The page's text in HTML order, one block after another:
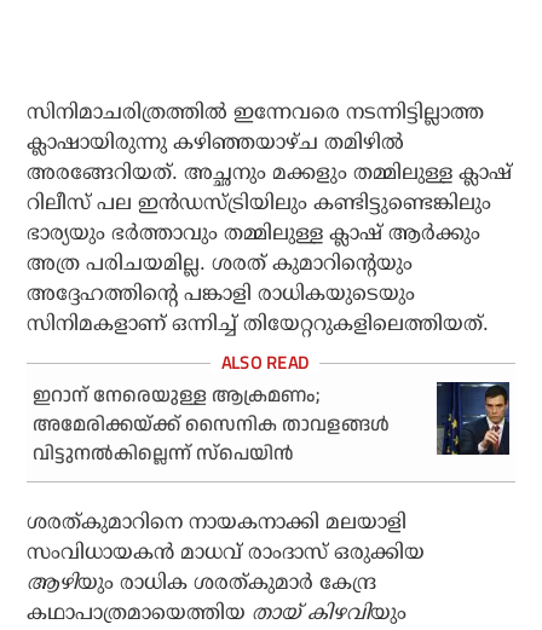
സിനിമാചരിത്രത്തില്‍ ഇന്നേവരെ നടന്നിട്ടില്ലാത്ത
ക്ലാഷായിരുന്നു കഴിഞ്ഞയാഴ്ച തമിഴില്‍
അരങ്ങേറിയത്. അച്ഛനും മക്കളും തമ്മിലുള്ള ക്ലാഷ്
റിലീസ് പല ഇന്‍ഡസ്ട്രിയിലും കണ്ടിട്ടുണ്ടെങ്കിലും
ഭാര്യയും ഭര്‍ത്താവും തമ്മിലുള്ള ക്ലാഷ് ആര്‍ക്കും
അത്ര പരിചയമില്ല. ശരത് കുമാറിന്റെയും
അദ്ദേഹത്തിന്റെ പങ്കാളി രാധികയുടെയും
സിനിമകളാണ് ഒന്നിച്ച് തിയേറ്ററുകളിലെത്തിയത്.
ഇറാന് നേരെയുള്ള ആക്രമണം;
അമേരിക്കയ്ക്ക് സൈനിക താവളങ്ങള്‍
വിട്ടുനല്‍കില്ലെന്ന് സ്‌പെയിന്‍
ശരത്കുമാറിനെ നായകനാക്കി മലയാളി
സംവിധായകന്‍ മാധവ് രാംദാസ് ഒരുക്കിയ
ആഴിയും രാധിക ശരത്കുമാര്‍ കേന്ദ്ര
കഥാപാത്രമായെത്തിയ തായ് കിഴവിയും